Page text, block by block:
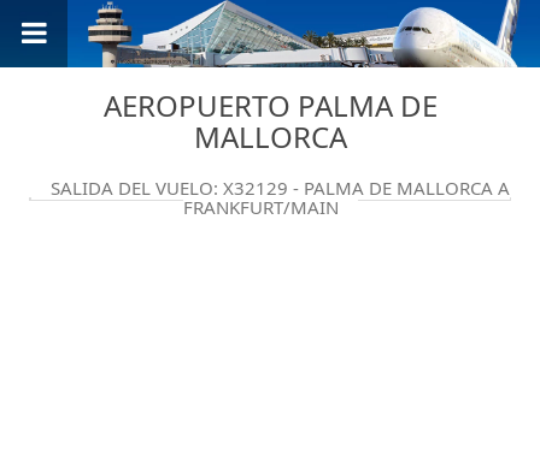
AEROPUERTO PALMA DE
MALLORCA
SALIDA DEL VUELO: X32129 - PALMA DE MALLORCA A
FRANKFURT/MAIN